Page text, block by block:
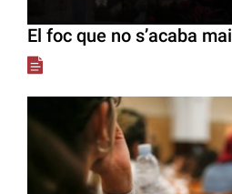
El foc que no s’acaba mai